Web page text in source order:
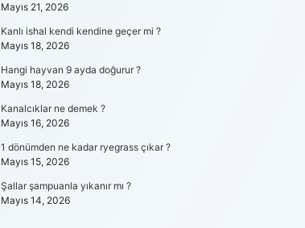
Mayıs 21, 2026
Kanlı ishal kendi kendine geçer mi ?
Mayıs 18, 2026
Hangi hayvan 9 ayda doğurur ?
Mayıs 18, 2026
Kanalcıklar ne demek ?
Mayıs 16, 2026
1 dönümden ne kadar ryegrass çıkar ?
Mayıs 15, 2026
Şallar şampuanla yıkanır mı ?
Mayıs 14, 2026